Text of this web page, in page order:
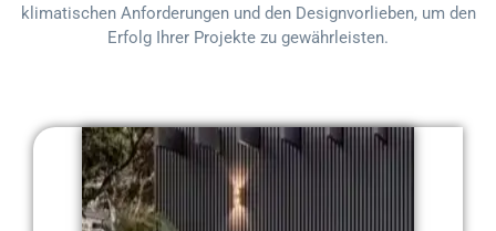
klimatischen Anforderungen und den Designvorlieben, um den
Erfolg Ihrer Projekte zu gewährleisten.